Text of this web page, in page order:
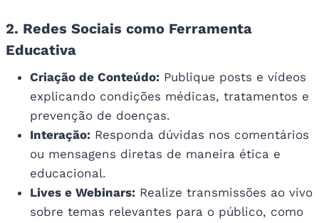
2. Redes Sociais como Ferramenta
Educativa
Criação de Conteúdo: Publique posts e vídeos
explicando condições médicas, tratamentos e
prevenção de doenças.
Interação: Responda dúvidas nos comentários
ou mensagens diretas de maneira ética e
educacional.
Lives e Webinars: Realize transmissões ao vivo
sobre temas relevantes para o público, como